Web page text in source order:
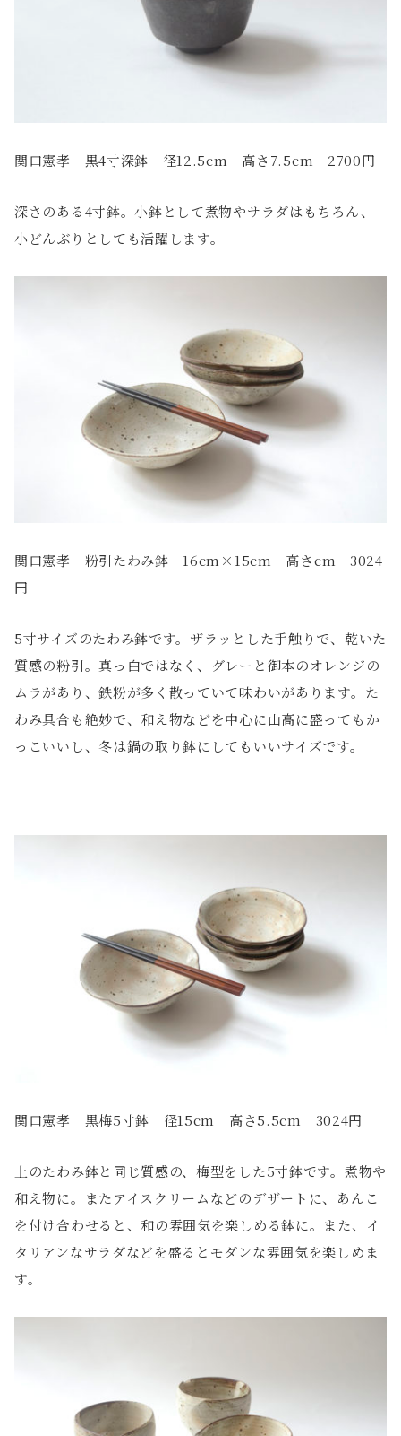
関口憲孝 黒4寸深鉢 径12.5cm 高さ7.5cm 2700円
深さのある4寸鉢。小鉢として煮物やサラダはもちろん、
小どんぶりとしても活躍します。
関口憲孝 粉引たわみ鉢 16cm×15cm 高さcm 3024
円
5寸サイズのたわみ鉢です。ザラッとした手触りで、乾いた
質感の粉引。真っ白ではなく、グレーと御本のオレンジの
ムラがあり、鉄粉が多く散っていて味わいがあります。た
わみ具合も絶妙で、和え物などを中心に山高に盛ってもか
っこいいし、冬は鍋の取り鉢にしてもいいサイズです。
関口憲孝 黒梅5寸鉢 径15cm 高さ5.5cm 3024円
上のたわみ鉢と同じ質感の、梅型をした5寸鉢です。煮物や
和え物に。またアイスクリームなどのデザートに、あんこ
を付け合わせると、和の雰囲気を楽しめる鉢に。また、イ
タリアンなサラダなどを盛るとモダンな雰囲気を楽しめま
す。